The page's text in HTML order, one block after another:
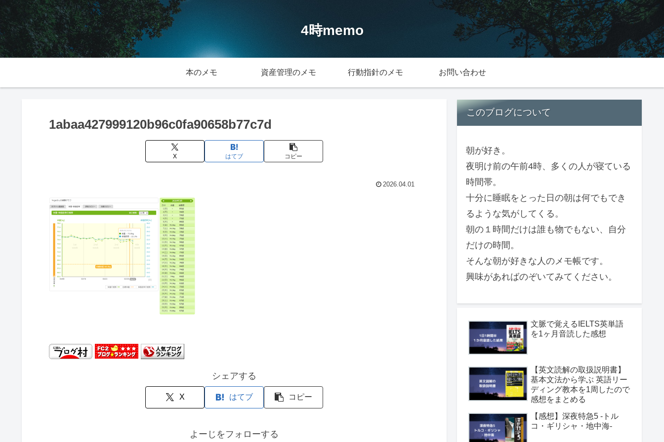
4時memo
本のメモ 資産管理のメモ 行動指針のメモ お問い合わせ
1abaa427999120b96c0fa90658b77c7d
X はてブ コピー
2026.04.01
シェアする
X はてブ コピー
よーじをフォローする
このブログについて
朝が好き。
夜明け前の午前4時、多くの人が寝ている
時間帯。
十分に睡眠をとった日の朝は何でもでき
るような気がしてくる。
朝の１時間だけは誰も物でもない、自分
だけの時間。
そんな朝が好きな人のメモ帳です。
興味があればのぞいてみてください。
文脈で覚えるIELTS英単語
を1ヶ月音読した感想
【英文読解の取扱説明書】
基本文法から学ぶ 英語リー
ディング教本を1周したので
感想をまとめる
【感想】深夜特急5 -トル
コ・ギリシャ・地中海-